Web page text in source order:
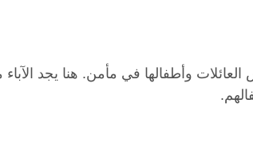
وأطفالها في مأمن. هنا يجد